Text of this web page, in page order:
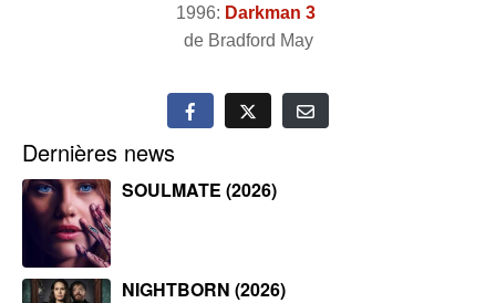
1996: Darkman 3
de Bradford May
Dernières news
SOULMATE (2026)
NIGHTBORN (2026)